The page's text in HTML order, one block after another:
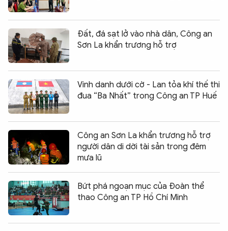
Đất, đá sạt lở vào nhà dân, Công an
Sơn La khẩn trương hỗ trợ
Vinh danh dưới cờ - Lan tỏa khí thế thi
đua “Ba Nhất” trong Công an TP Huế
Công an Sơn La khẩn trương hỗ trợ
người dân di dời tài sản trong đêm
mưa lũ
Bứt phá ngoạn mục của Đoàn thể
thao Công an TP Hồ Chí Minh